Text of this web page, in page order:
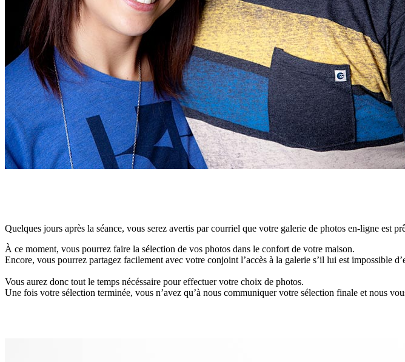
Quelques jours après la séance, vous serez avertis par courriel que votre galerie de photos en-ligne est
À ce moment, vous pourrez faire la sélection de vos photos dans le confort de votre maison.
Encore, vous pourrez partagez facilement avec votre conjoint l’accès à la galerie s’il lui est impossible
Vous aurez donc tout le temps nécéssaire pour effectuer votre choix de photos.
Une fois votre sélection terminée, vous n’avez qu’à nous communiquer votre sélection finale et nous